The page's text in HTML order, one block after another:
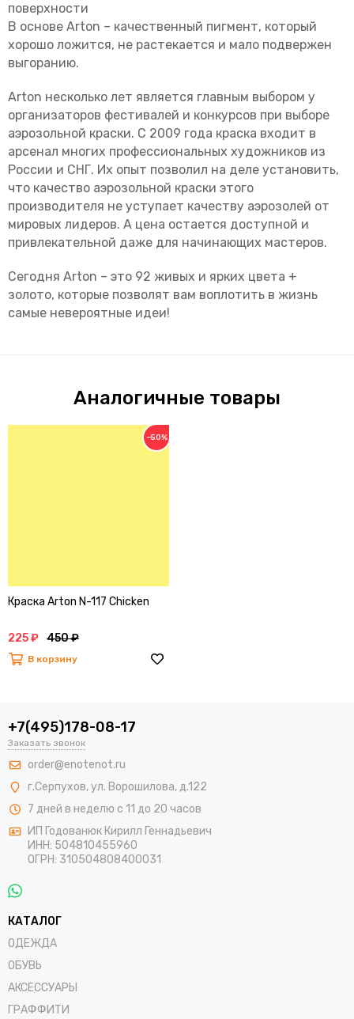
поверхности
В основе Arton – качественный пигмент, который
хорошо ложится, не растекается и мало подвержен
выгоранию.
Arton несколько лет является главным выбором у
организаторов фестивалей и конкурсов при выборе
аэрозольной краски. С 2009 года краска входит в
арсенал многих профессиональных художников из
России и СНГ. Их опыт позволил на деле установить,
что качество аэрозольной краски этого
производителя не уступает качеству аэрозолей от
мировых лидеров. А цена остается доступной и
привлекательной даже для начинающих мастеров.
Сегодня Arton – это 92 живых и ярких цвета +
золото, которые позволят вам воплотить в жизнь
самые невероятные идеи!
Аналогичные товары
−50%
Краска Arton N-117 Chicken
225 ₽ 450 ₽
В корзину
+7(495)178-08-17
Заказать звонок
order@enotenot.ru
г.Серпухов, ул. Ворошилова, д.122
7 дней в неделю с 11 до 20 часов
ИП Годованюк Кирилл Геннадьевич
ИНН: 504810455960
ОГРН: 310504808400031
КАТАЛОГ
ОДЕЖДА
ОБУВЬ
АКСЕССУАРЫ
ГРАФФИТИ